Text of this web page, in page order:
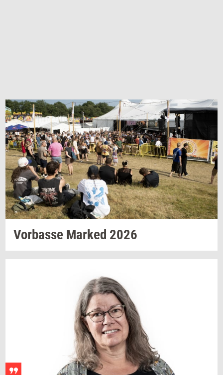
Vor­bas­se Mar­ked 2026